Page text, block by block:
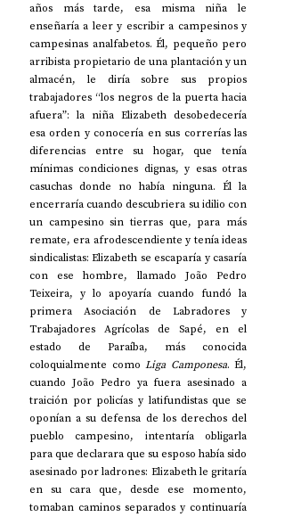
años más tarde, esa misma niña le
enseñaría a leer y escribir a campesinos y
campesinas analfabetos. Él, pequeño pero
arribista propietario de una plantación y un
almacén, le diría sobre sus propios
trabajadores “los negros de la puerta hacia
afuera”: la niña Elizabeth desobedecería
esa orden y conocería en sus correrías las
diferencias entre su hogar, que tenía
mínimas condiciones dignas, y esas otras
casuchas donde no había ninguna. Él la
encerraría cuando descubriera su idilio con
un campesino sin tierras que, para más
remate, era afrodescendiente y tenía ideas
sindicalistas: Elizabeth se escaparía y casaría
con ese hombre, llamado João Pedro
Teixeira, y lo apoyaría cuando fundó la
primera Asociación de Labradores y
Trabajadores Agrícolas de Sapé, en el
estado de Paraíba, más conocida
coloquialmente como Liga Camponesa. Él,
cuando João Pedro ya fuera asesinado a
traición por policías y latifundistas que se
oponían a su defensa de los derechos del
pueblo campesino, intentaría obligarla
para que declarara que su esposo había sido
asesinado por ladrones: Elizabeth le gritaría
en su cara que, desde ese momento,
tomaban caminos separados y continuaría